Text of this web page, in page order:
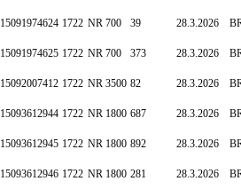
15091974624 1722 NR 700 39 28.3.2026
15091974625 1722 NR 700 373 28.3.2026
15092007412 1722 NR 3500 82 28.3.2026
15093612944 1722 NR 1800 687 28.3.2026
15093612945 1722 NR 1800 892 28.3.2026
15093612946 1722 NR 1800 281 28.3.2026